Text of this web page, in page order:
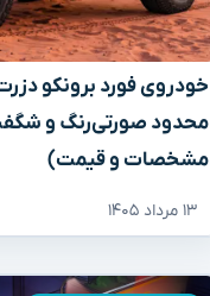
خودروی فورد برونکو
محدود صورتی‌رنگ و
مشخصات و قیمت)
۱۳ مرداد ۱۴۰۵